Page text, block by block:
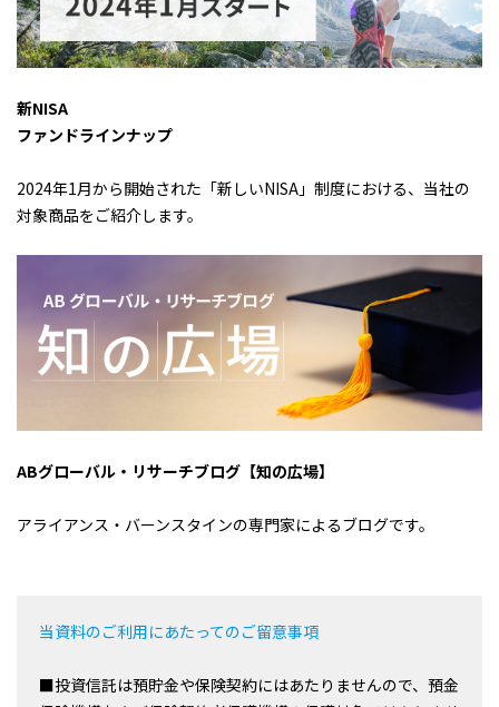
新NISA
ファンドラインナップ
2024年1月から開始された「新しいNISA」制度における、当社の
対象商品をご紹介します。
ABグローバル・リサーチブログ【知の広場】
アライアンス・バーンスタインの専門家によるブログです。
当資料のご利用にあたってのご留意事項
■投資信託は預貯金や保険契約にはあたりませんので、預金